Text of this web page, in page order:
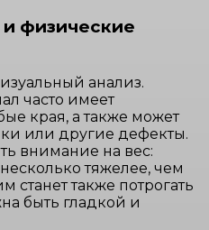
физические
анализ.
часто имеет
края, а также может
или другие дефекты.
внимание на вес:
тяжелее, чем
также потрогать
быть гладкой и